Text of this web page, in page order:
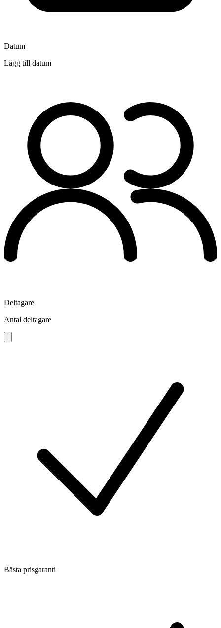
Datum
Lägg till datum
Deltagare
Antal deltagare
Bästa prisgaranti